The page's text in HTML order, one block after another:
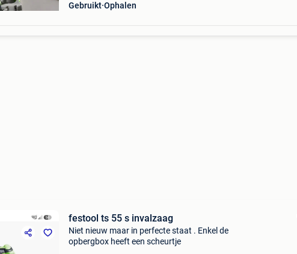
Gebruikt Ophalen
festool ts 55 s invalzaag
Niet nieuw maar in perfecte staat . Enkel de
opbergbox heeft een scheurtje